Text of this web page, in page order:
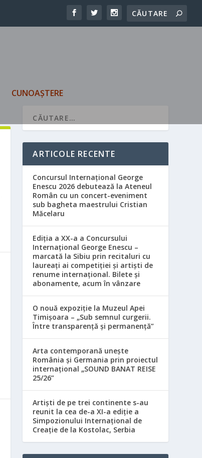
CUNOAȘTERE
ARTICOLE RECENTE
Concursul Internațional George
Enescu 2026 debutează la Ateneul
Român cu un concert-eveniment
sub bagheta maestrului Cristian
Măcelaru
Ediția a XX-a a Concursului
Internațional George Enescu –
marcată la Sibiu prin recitaluri cu
laureați ai competiției și artiști de
renume internațional. Bilete și
abonamente, acum în vânzare
O nouă expoziție la Muzeul Apei
Timișoara – „Sub semnul curgerii.
Între transparență și permanență”
Arta contemporană unește
România și Germania prin proiectul
internațional „SOUND BANAT REISE
25/26”
Artiști de pe trei continente s-au
reunit la cea de-a XI-a ediție a
Simpozionului Internațional de
Creație de la Kostolac, Serbia